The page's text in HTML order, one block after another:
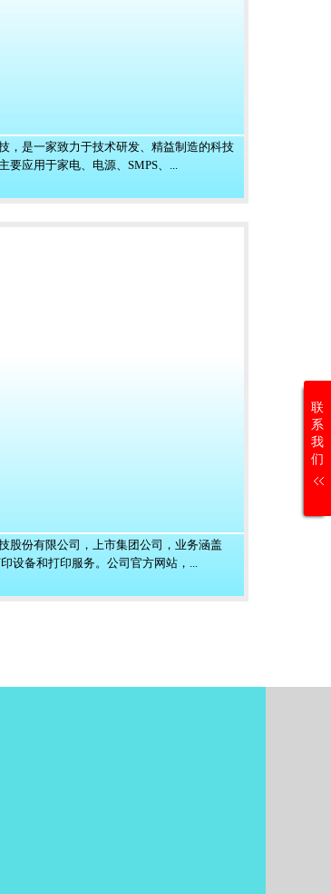
，是一家致力于技术研发、精益制造的科技
要应用于家电、电源、SMPS、...
股份有限公司，上市集团公司，业务涵盖
设备和打印服务。公司官方网站，...
联
系
我
们